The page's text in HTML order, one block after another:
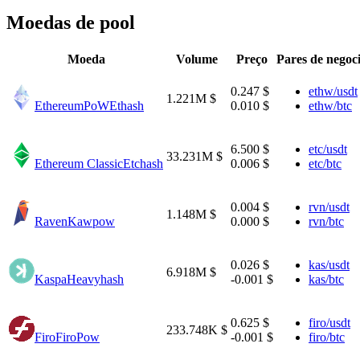
Moedas de pool
Moeda Volume Preço Pares de
EthereumPoWEthash
1.221M $
0.247 $
0.010 $
ethw/usdt
ethw/btc
Ethereum ClassicEtchash
33.231M $
6.500 $
0.006 $
etc/usdt
etc/btc
RavenKawpow
1.148M $
0.004 $
0.000 $
rvn/usdt
rvn/btc
KaspaHeavyhash
6.918M $
0.026 $
-0.001 $
kas/usdt
kas/btc
FiroFiroPow
233.748K $
0.625 $
-0.001 $
firo/usdt
firo/btc